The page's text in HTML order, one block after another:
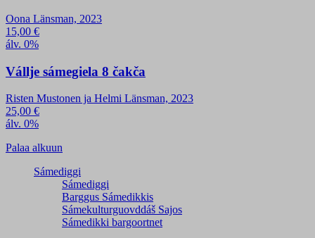
Oona Länsman, 2023
15,00 €
álv. 0%
Vállje sámegiela 8 čakča
Risten Mustonen ja Helmi Länsman, 2023
25,00 €
álv. 0%
Palaa alkuun
Sámediggi
Sámediggi
Barggus Sámedikkis
Sámekulturguovddáš Sajos
Sámedikki bargoortnet